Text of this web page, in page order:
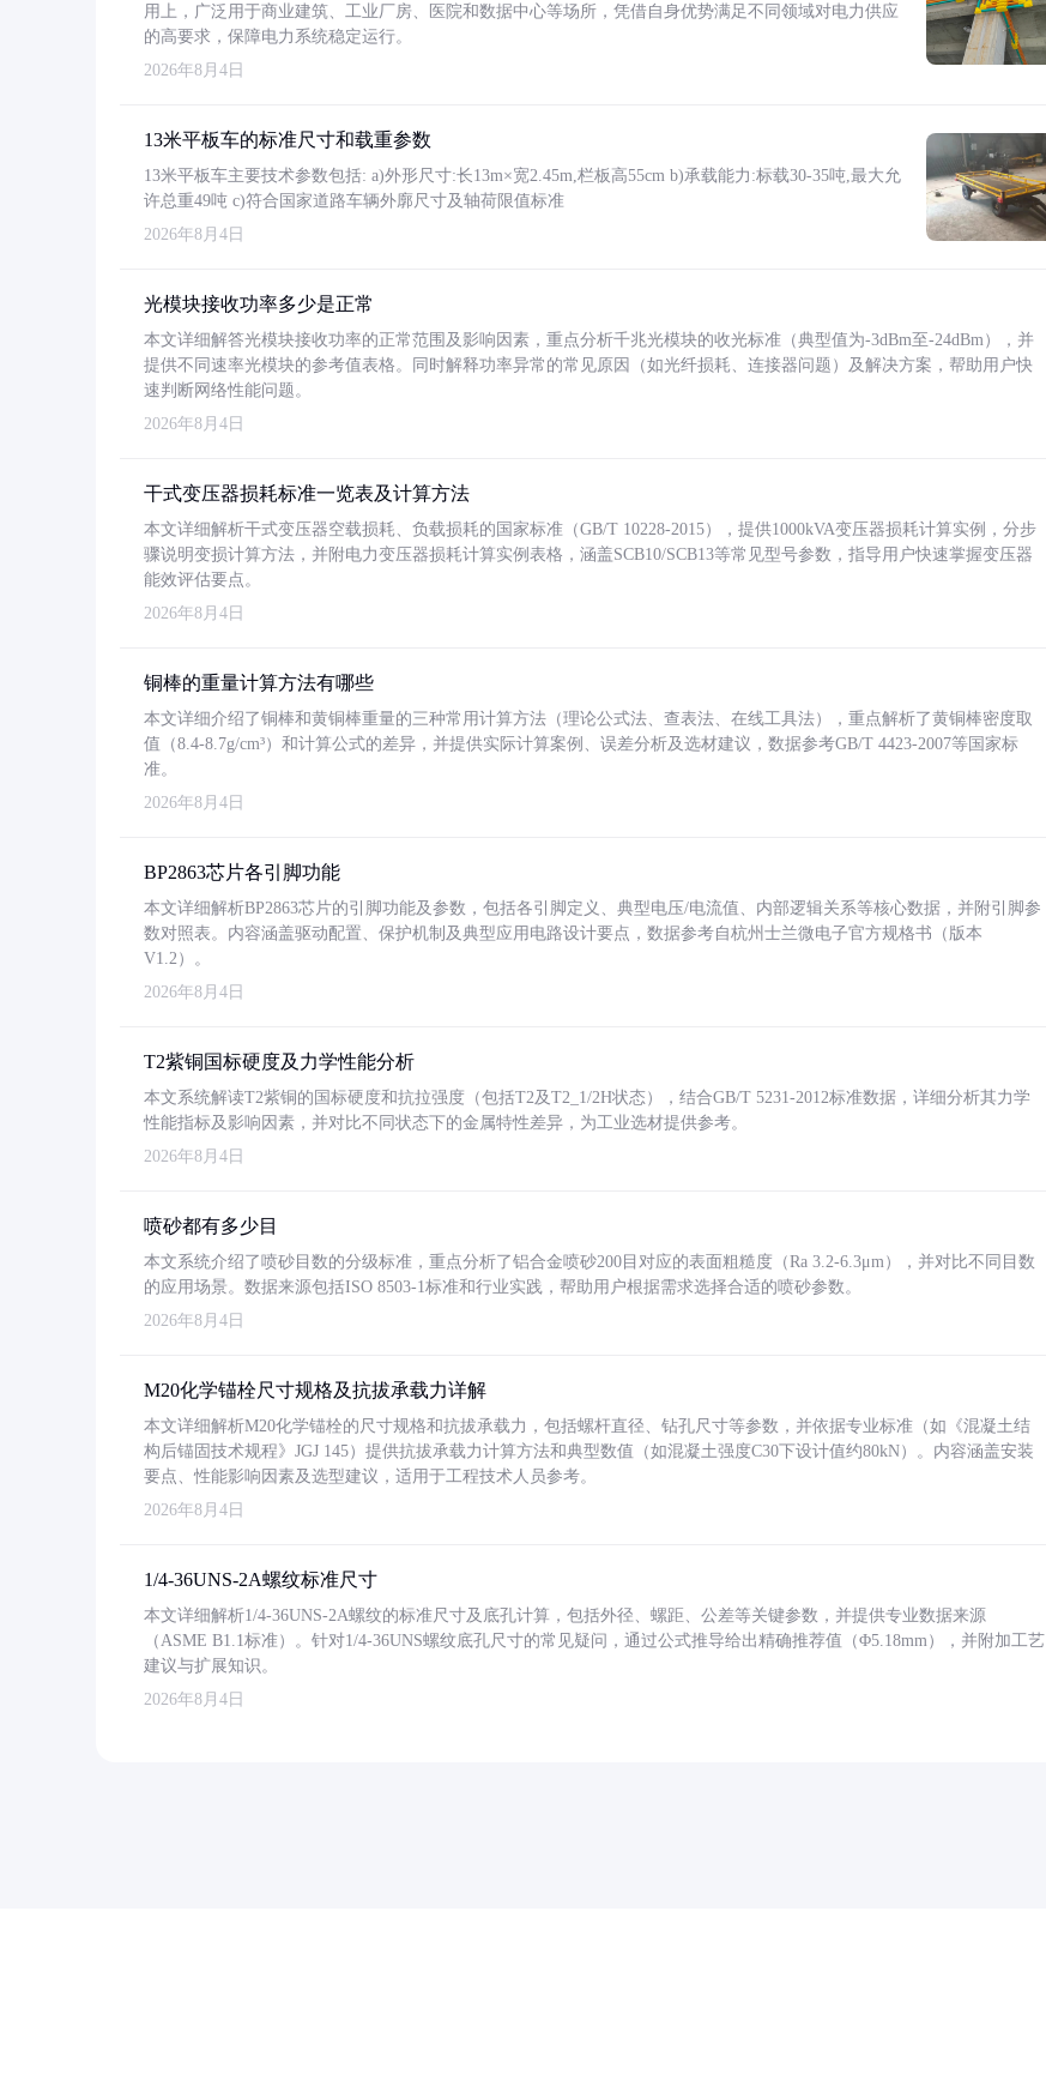
用上，广泛用于商业建筑、工业厂房、医院和数据中心等场所，凭借自身优势满足不同领域对电力供应
的高要求，保障电力系统稳定运行。
2026年8月4日
13米平板车的标准尺寸和载重参数
13米平板车主要技术参数包括: a)外形尺寸:长13m×宽2.45m,栏板高55cm b)承载能力:标载30-35吨,最大允
许总重49吨 c)符合国家道路车辆外廓尺寸及轴荷限值标准
2026年8月4日
光模块接收功率多少是正常
本文详细解答光模块接收功率的正常范围及影响因素，重点分析千兆光模块的收光标准（典型值为-3dBm至-24dBm），并
提供不同速率光模块的参考值表格。同时解释功率异常的常见原因（如光纤损耗、连接器问题）及解决方案，帮助用户快
速判断网络性能问题。
2026年8月4日
干式变压器损耗标准一览表及计算方法
本文详细解析干式变压器空载损耗、负载损耗的国家标准（GB/T 10228-2015），提供1000kVA变压器损耗计算实例，分步
骤说明变损计算方法，并附电力变压器损耗计算实例表格，涵盖SCB10/SCB13等常见型号参数，指导用户快速掌握变压器
能效评估要点。
2026年8月4日
铜棒的重量计算方法有哪些
本文详细介绍了铜棒和黄铜棒重量的三种常用计算方法（理论公式法、查表法、在线工具法），重点解析了黄铜棒密度取
值（8.4-8.7g/cm³）和计算公式的差异，并提供实际计算案例、误差分析及选材建议，数据参考GB/T 4423-2007等国家标
准。
2026年8月4日
BP2863芯片各引脚功能
本文详细解析BP2863芯片的引脚功能及参数，包括各引脚定义、典型电压/电流值、内部逻辑关系等核心数据，并附引脚参
数对照表。内容涵盖驱动配置、保护机制及典型应用电路设计要点，数据参考自杭州士兰微电子官方规格书（版本
V1.2）。
2026年8月4日
T2紫铜国标硬度及力学性能分析
本文系统解读T2紫铜的国标硬度和抗拉强度（包括T2及T2_1/2H状态），结合GB/T 5231-2012标准数据，详细分析其力学
性能指标及影响因素，并对比不同状态下的金属特性差异，为工业选材提供参考。
2026年8月4日
喷砂都有多少目
本文系统介绍了喷砂目数的分级标准，重点分析了铝合金喷砂200目对应的表面粗糙度（Ra 3.2-6.3μm），并对比不同目数
的应用场景。数据来源包括ISO 8503-1标准和行业实践，帮助用户根据需求选择合适的喷砂参数。
2026年8月4日
M20化学锚栓尺寸规格及抗拔承载力详解
本文详细解析M20化学锚栓的尺寸规格和抗拔承载力，包括螺杆直径、钻孔尺寸等参数，并依据专业标准（如《混凝土结
构后锚固技术规程》JGJ 145）提供抗拔承载力计算方法和典型数值（如混凝土强度C30下设计值约80kN）。内容涵盖安装
要点、性能影响因素及选型建议，适用于工程技术人员参考。
2026年8月4日
1/4-36UNS-2A螺纹标准尺寸
本文详细解析1/4-36UNS-2A螺纹的标准尺寸及底孔计算，包括外径、螺距、公差等关键参数，并提供专业数据来源
（ASME B1.1标准）。针对1/4-36UNS螺纹底孔尺寸的常见疑问，通过公式推导给出精确推荐值（Φ5.18mm），并附加工艺
建议与扩展知识。
2026年8月4日